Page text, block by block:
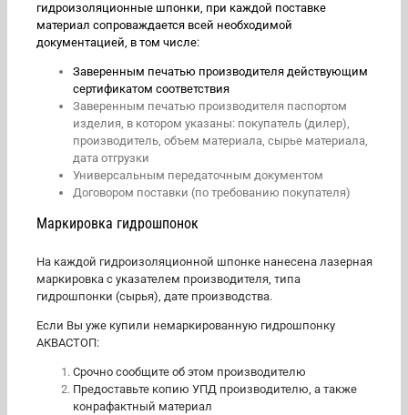
гидроизоляционные шпонки, при каждой поставке
материал сопроваждается всей необходимой
документацией, в том числе:
Заверенным печатью производителя действующим
сертификатом соответствия
Заверенным печатью производителя паспортом
изделия, в котором указаны: покупатель (дилер),
производитель, объем материала, сырье материала,
дата отгрузки
Универсальным передаточным документом
Договором поставки (по требованию покупателя)
Маркировка гидрошпонок
На каждой гидроизоляционной шпонке нанесена лазерная
маркировка с указателем производителя, типа
гидрошпонки (сырья), дате производства.
Если Вы уже купили немаркированную гидрошпонку
АКВАСТОП:
Срочно сообщите об этом производителю
Предоставьте копию УПД производителю, а также
конрафактный материал